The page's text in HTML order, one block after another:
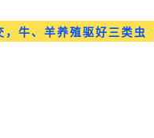
，牛、羊养殖驱好三类虫